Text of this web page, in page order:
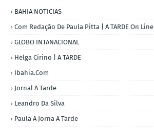
BAHIA NOTICIAS
Com Redação De Paula Pitta | A TARDE On Line
GLOBO INTANACIONAL
Helga Cirino | A TARDE
Ibahia.com
Jornal A Tarde
Leandro Da Silva
Paula A Jorna A Tarde